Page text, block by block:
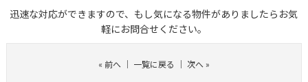
迅速な対応ができますので、もし気になる物件がありましたらお気
軽にお問合せください。
« 前へ｜ 一覧に戻る ｜ 次へ»